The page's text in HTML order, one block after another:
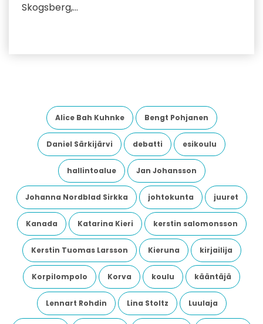
Skogsberg,…
Alice Bah Kuhnke Bengt Pohjanen
Daniel Särkijärvi debatti esikoulu
hallintoalue Jan Johansson
Johanna Nordblad Sirkka johtokunta juuret
Kanada Katarina Kieri kerstin salomonsson
Kerstin Tuomas Larsson Kieruna kirjailija
Korpilompolo Korva koulu kääntäjä
Lennart Rohdin Lina Stoltz Luulaja